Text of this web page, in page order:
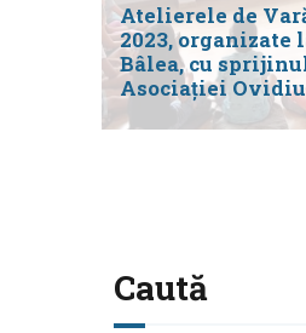
Atelierele de
2023, organizate
Bâlea, cu
Asociației
Caută